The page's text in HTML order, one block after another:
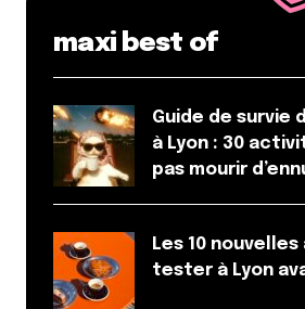
Votre adresse e-mail ne sera pas
Name*
E-mail*
Prévenez-moi de tous les
par e-mail.
maxi best of
Guide de survie
à Lyon : 30
pas mourir
Les 10
tester à Lyon